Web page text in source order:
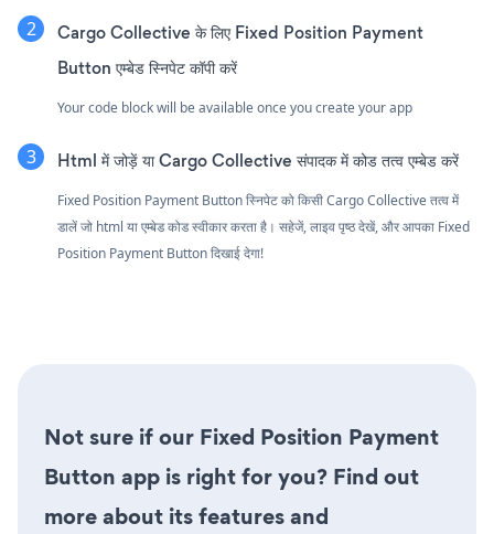
Cargo Collective के लिए Fixed Position Payment
Button एम्बेड स्निपेट कॉपी करें
Your code block will be available once you create your app
Html में जोड़ें या Cargo Collective संपादक में कोड तत्व एम्बेड करें
Fixed Position Payment Button स्निपेट को किसी Cargo Collective तत्व में
डालें जो html या एम्बेड कोड स्वीकार करता है। सहेजें, लाइव पृष्ठ देखें, और आपका Fixed
Position Payment Button दिखाई देगा!
Not sure if our Fixed Position Payment
Button app is right for you? Find out
more about its features and